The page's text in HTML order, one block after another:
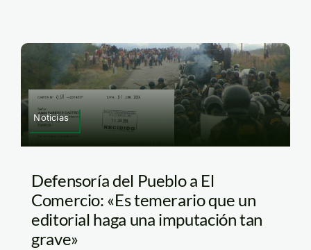
Noticias
Defensoría del Pueblo a El
Comercio: «Es temerario que un
editorial haga una imputación tan
grave»